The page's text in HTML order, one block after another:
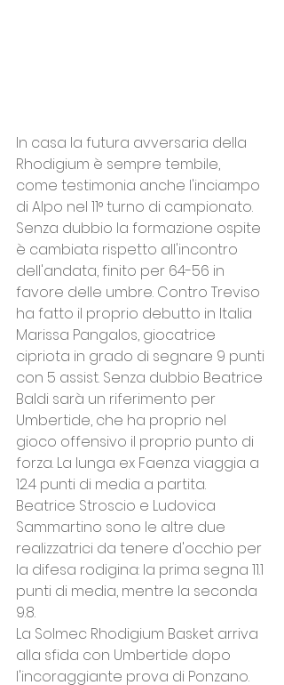
In casa la futura avversaria della
Rhodigium è sempre tembile,
come testimonia anche l'inciampo
di Alpo nel 11° turno di campionato.
Senza dubbio la formazione ospite
è cambiata rispetto all'incontro
dell'andata, finito per 64-56 in
favore delle umbre. Contro Treviso
ha fatto il proprio debutto in Italia
Marissa Pangalos, giocatrice
cipriota in grado di segnare 9 punti
con 5 assist. Senza dubbio Beatrice
Baldi sarà un riferimento per
Umbertide, che ha proprio nel
gioco offensivo il proprio punto di
forza. La lunga ex Faenza viaggia a
12.4 punti di media a partita.
Beatrice Stroscio e Ludovica
Sammartino sono le altre due
realizzatrici da tenere d'occhio per
la difesa rodigina: la prima segna 11.1
punti di media, mentre la seconda
9.8.
La Solmec Rhodigium Basket arriva
alla sfida con Umbertide dopo
l'incoraggiante prova di Ponzano.